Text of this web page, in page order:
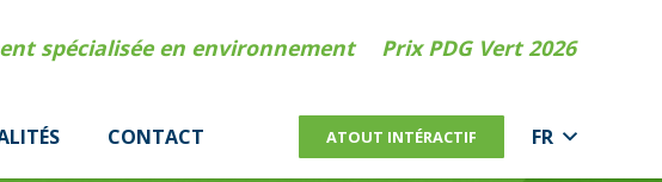
spécialisée en environnement Prix PDG Vert 2026
CONTACT ATOUT INTÉRACTIF FR